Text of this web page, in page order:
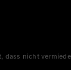
dass nicht